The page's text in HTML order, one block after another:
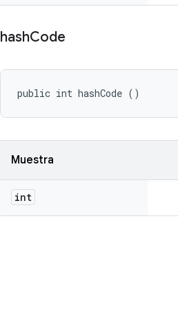
hashCode
public int hashCode ()
Muestra
int